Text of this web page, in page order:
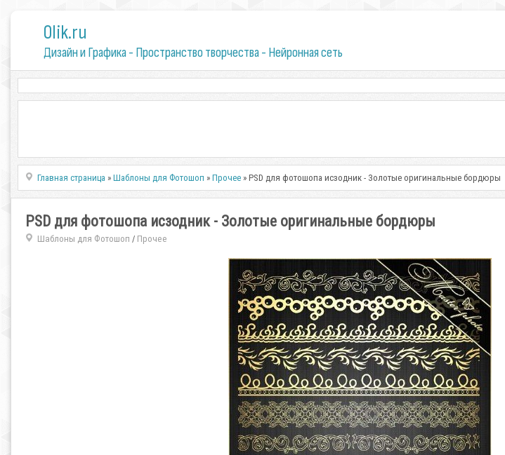
0lik.ru
Дизайн и Графика - Пространство творчества - Нейронная сеть
Главная страница »Шаблоны для Фотошоп »Прочее » PSD для фотошопа исзодник - Золотые оригинальные бордюры
PSD для фотошопа исзодник - Золотые оригинальные бордюры
Шаблоны для Фотошоп / Прочее